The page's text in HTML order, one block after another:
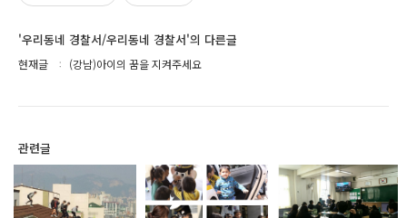
'우리동네 경찰서/우리동네 경찰서'의 다른글
현재글 (강남)아이의 꿈을 지켜주세요
관련글